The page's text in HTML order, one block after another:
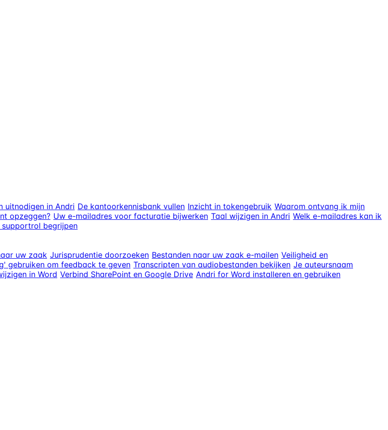
uitnodigen in Andri De kantoorkennisbank vullen Inzicht in tokengebruik Waarom ontvang ik mijn
opzeggen? Uw e-mailadres voor facturatie bijwerken Taal wijzigen in Andri Welk e-mailadres kan ik
begrijpen
uw zaak Jurisprudentie doorzoeken Bestanden naar uw zaak e-mailen Veiligheid en
gebruiken om feedback te geven Transcripten van audiobestanden bekijken Je auteursnaam
in Word Verbind SharePoint en Google Drive Andri for Word installeren en gebruiken